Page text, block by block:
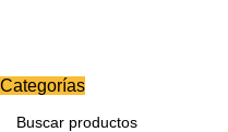
Categorías